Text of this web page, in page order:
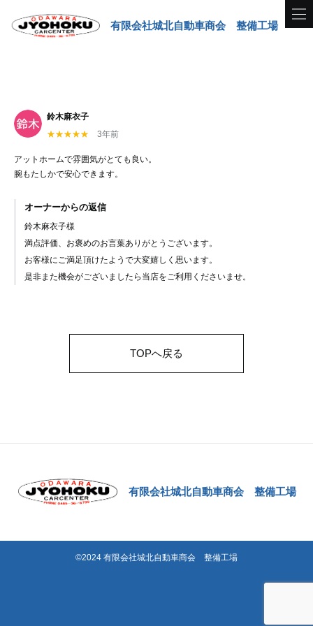
有限会社城北自動車商会 整備工場
鈴木麻衣子
3年前
アットホームで雰囲気がとても良い。
腕もたしかで安心できます。
オーナーからの返信
鈴木麻衣子様
満点評価、お褒めのお言葉ありがとうございます。
お客様にご満足頂けたようで大変嬉しく思います。
是非また機会がございましたら当店をご利用くださいませ。
TOPへ戻る
有限会社城北自動車商会 整備工場
©2024 有限会社城北自動車商会 整備工場